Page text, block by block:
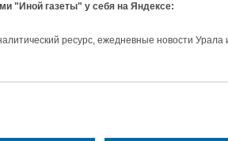
"Иной газеты" у себя на Яндексе:
ресурс, ежедневные новости Урала